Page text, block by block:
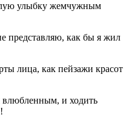
улыбку жемчужным
представляю, как бы я жил
лица, как пейзажи красот
влюбленным, и ходить